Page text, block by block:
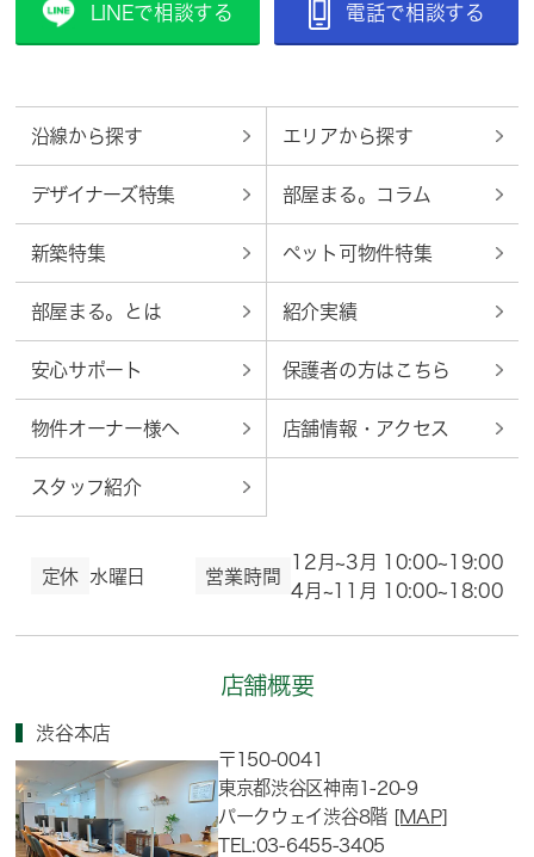
LINEで相談する 電話で相談する
沿線から探す エリアから探す
デザイナーズ特集 部屋まる。コラム
新築特集 ペット可物件特集
部屋まる。とは 紹介実績
安心サポート 保護者の方はこちら
物件オーナー様へ 店舗情報・アクセス
スタッフ紹介
定休 水曜日 営業時間
12月~3月 10:00~19:00
4月~11月 10:00~18:00
店舗概要
渋谷本店
〒150-0041
東京都渋谷区神南1-20-9
パークウェイ渋谷8階 [MAP]
TEL:03-6455-3405